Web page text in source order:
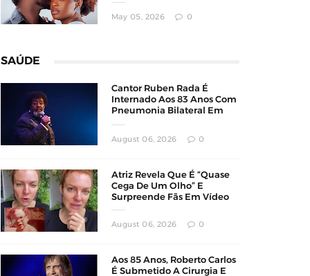
May 05, 2026 0
SAÚDE
Cantor Ruben Rada É
Internado Aos 83 Anos Com
Pneumonia Bilateral Em
August 06, 2026 0
Atriz Revela Que É “Quase
Cega De Um Olho” E
Surpreende Fãs Em Vídeo
August 06, 2026 0
Aos 85 Anos, Roberto Carlos
É Submetido A Cirurgia E